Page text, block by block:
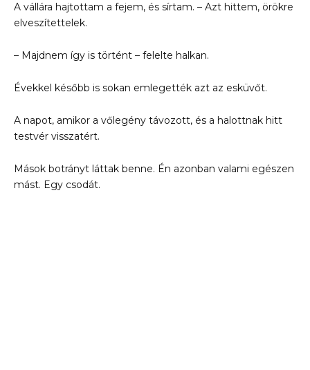
A vállára hajtottam a fejem, és sírtam. – Azt hittem, örökre
elveszítettelek.
– Majdnem így is történt – felelte halkan.
Évekkel később is sokan emlegették azt az esküvőt.
A napot, amikor a vőlegény távozott, és a halottnak hitt
testvér visszatért.
Mások botrányt láttak benne. Én azonban valami egészen
mást. Egy csodát.